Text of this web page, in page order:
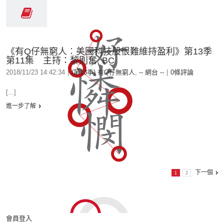
《有Q仔無窮人︰美國科技股很難維持盈利》第13季
第11集 主持：黎則奮, BC
2018/11/23 14:42:34 | (第13季) 有Q仔無窮人, -- 網台 -- 0條評論
[...]
進一步了解
1 2 下一個
會員登入